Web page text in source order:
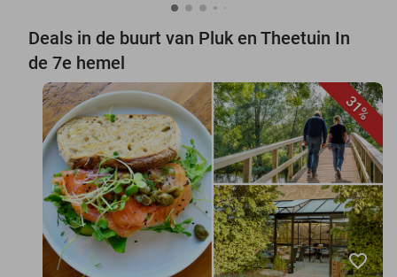
Deals in de buurt van Pluk en Theetuin In
de 7e hemel
31%
favorite_border